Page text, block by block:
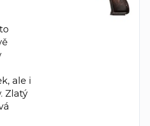
ale i
Zlatý